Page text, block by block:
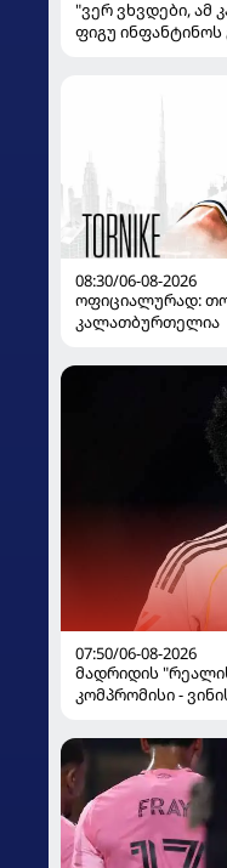
"ვერ ვხვდები, ამ
ფიგუ
08:30/06-08-2026
ოფიციალურად:
კალათბურთელია
07:50/06-08-2026
მადრიდის
კომპრომისი -